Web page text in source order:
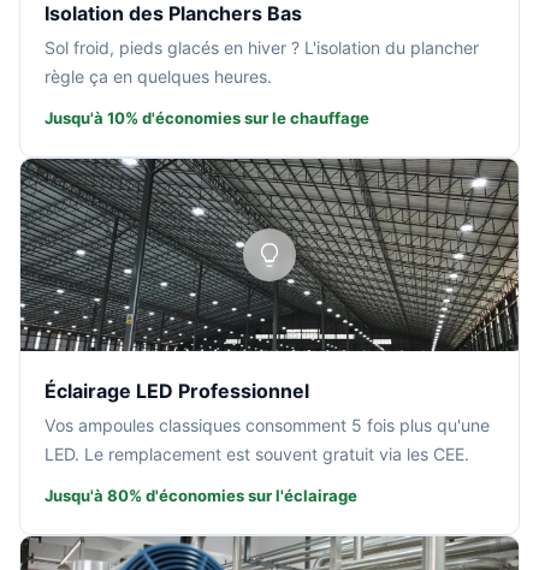
Isolation des Planchers Bas
Sol froid, pieds glacés en hiver ? L'isolation du plancher
règle ça en quelques heures.
Jusqu'à 10% d'économies sur le chauffage
Éclairage LED Professionnel
Vos ampoules classiques consomment 5 fois plus qu'une
LED. Le remplacement est souvent gratuit via les CEE.
Jusqu'à 80% d'économies sur l'éclairage